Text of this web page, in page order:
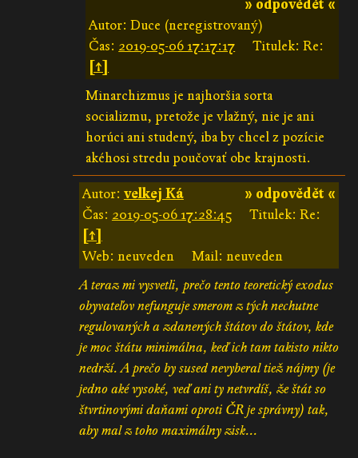
» odpovědět «
Autor: Duce (neregistrovaný)
Čas: 2019-05-06 17:17:17
Titulek: Re:
[↑]
Minarchizmus je najhoršia sorta
socializmu, pretože je vlažný, nie je ani
horúci ani studený, iba by chcel z pozície
akéhosi stredu poučovať obe krajnosti.
» odpovědět «
Autor: velkej Ká
Čas: 2019-05-06 17:28:45
Titulek: Re:
[↑]
Web: neuveden
Mail: neuveden
A teraz mi vysvetli, prečo tento teoretický exodus
obyvateľov nefunguje smerom z tých nechutne
regulovaných a zdanených štátov do štátov, kde
je moc štátu minimálna, keď ich tam takisto nikto
nedrží. A prečo by sused nevyberal tiež nájmy (je
jedno aké vysoké, veď ani ty netvrdíš, že štát so
štvrtinovými daňami oproti ČR je správny) tak,
aby mal z toho maximálny zisk...